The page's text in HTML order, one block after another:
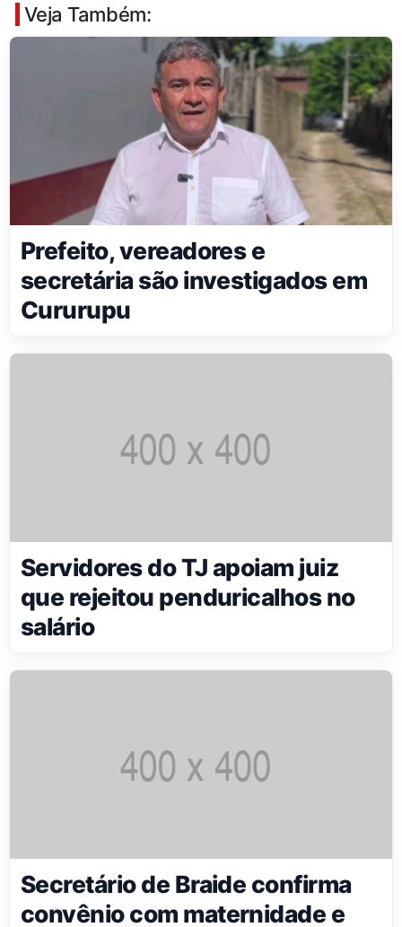
Veja Também:
Prefeito, vereadores e
secretária são investigados em
Cururupu
Servidores do TJ apoiam juiz
que rejeitou penduricalhos no
salário
Secretário de Braide confirma
convênio com maternidade e